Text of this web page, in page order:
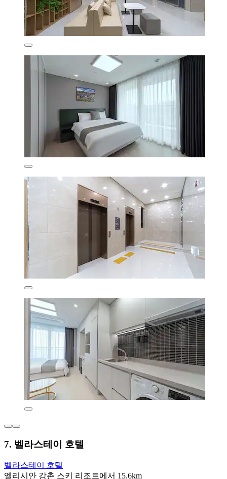
7. 벨라스테이 호텔
벨라스테이 호텔
엘리시안 강촌 스키 리조트에서 15.6km